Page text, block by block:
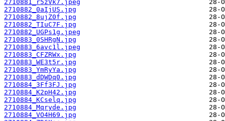
2710881_r5zVk7.jpeg
2710882_0aIjUS.jpg
2710882_8ujZ0f.jpg
2710882_TIuC7F.jpg
2710882_UGPs1g.jpeg
2710883_0SHRgN.jpg
2710883_6avc1l.jpeg
2710883_CFZRWx.jpg
2710883_WE3t5r.jpg
2710883_YmRyYa.jpg
2710883_dDWDq0.jpg
2710884_3Ff3FJ.jpg
2710884_K2pH42.jpg
2710884_KCselq.jpg
2710884_Mqryde.jpg
2710884_VO4H69.jpg